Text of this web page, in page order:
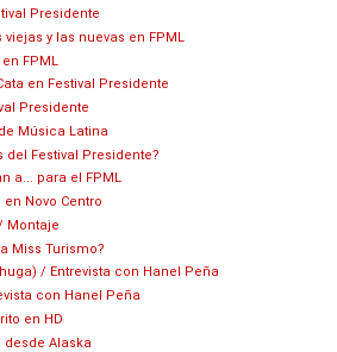
Presidente
y las nuevas en FPML
FPML
en Festival Presidente
Presidente
Música Latina
del Festival Presidente?
a... para el FPML
Novo Centro
Montaje
Miss Turismo?
/ Entrevista con Hanel Peña
con Hanel Peña
en HD
desde Alaska